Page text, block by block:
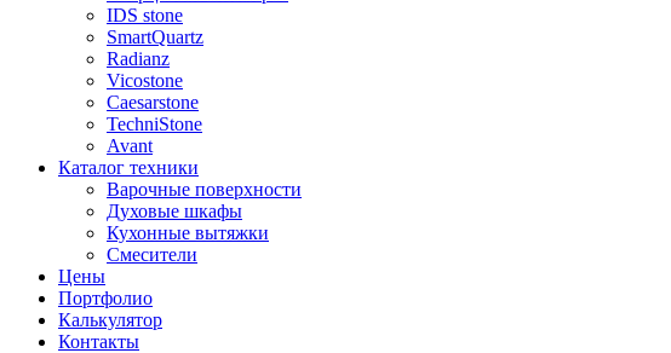
IDS stone
SmartQuartz
Radianz
Vicostone
Caesarstone
TechniStone
Avant
Каталог техники
Варочные поверхности
Духовые шкафы
Кухонные вытяжки
Смесители
Цены
Портфолио
Калькулятор
Контакты